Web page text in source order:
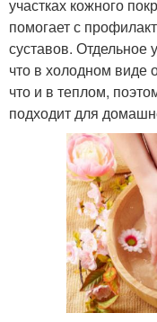
участках кожного
помогает с
суставов. Отдельное
что в холодном виде
что и в теплом,
подходит для